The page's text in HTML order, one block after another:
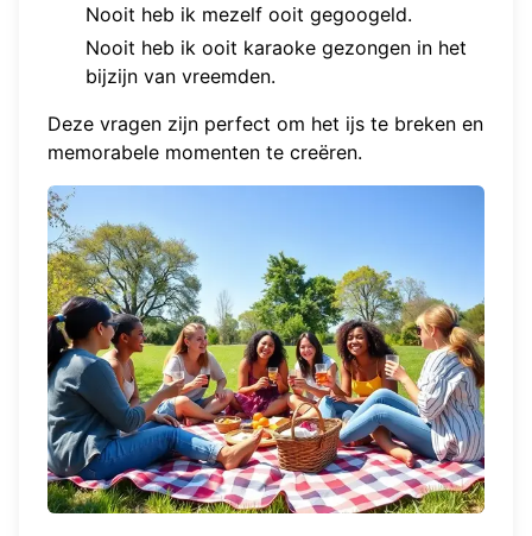
Nooit heb ik mezelf ooit gegoogeld.
Nooit heb ik ooit karaoke gezongen in het
bijzijn van vreemden.
Deze vragen zijn perfect om het ijs te breken en
memorabele momenten te creëren.